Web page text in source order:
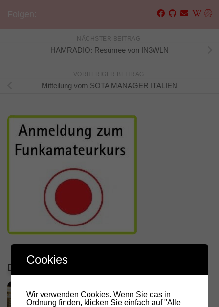
NÄCHSTER BEITRAG
HAMRADIO: Resümee von IN3WLN
VORHERIGER BEITRAG
Mitteilung vom SOTA MANAGER ITALIEN
DIE LETZTEN ARTIKEL
Funkamateure
Cookies
Wir verwenden Cookies. Wenn Sie das in
Ordnung finden, klicken Sie einfach auf "Alle